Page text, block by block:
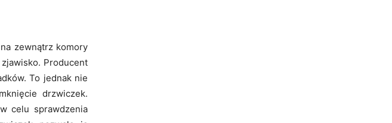
zewnątrz komory
Producent
To jednak nie
drzwiczek.
celu sprawdzenia